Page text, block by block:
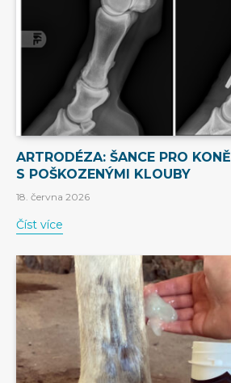
ARTRODÉZA: ŠANCE PRO KONĚ
S POŠKOZENÝMI KLOUBY
18. června 2026
Číst více